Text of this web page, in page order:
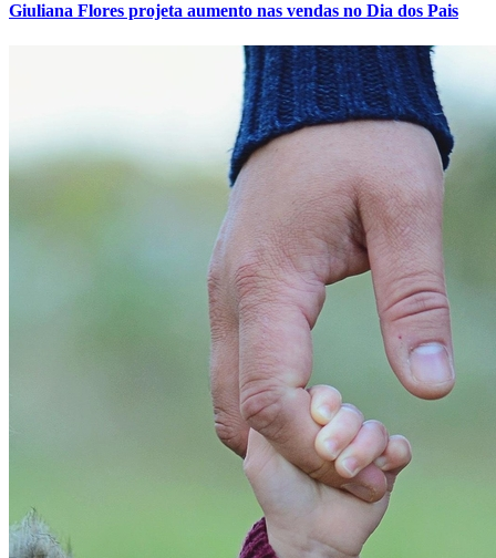
Bahia
Giuliana Flores projeta aumento nas vendas no Dia dos Pais